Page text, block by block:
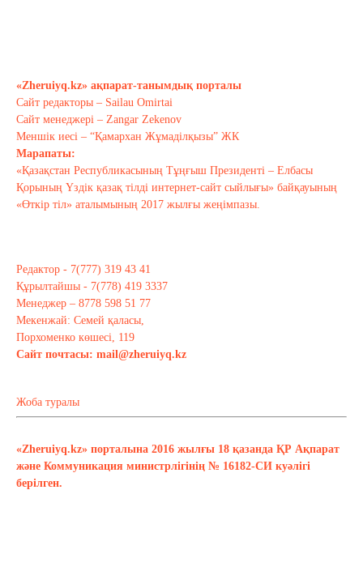
Қазан 10, 2020
Тағы оқу
«Zheruiyq.kz» ақпарат-танымдық порталы
Сайт редакторы – Sailau Omirtai
Сайт менеджері – Zangar Zekenov
Меншік иесі – “Қамархан Жұмаділқызы” ЖК
Марапаты:
«Қазақстан Республикасының Тұңғыш Президенті – Елбасы
Қорының Үздік қазақ тілді интернет-сайт сыйлығы» байқауының
«Өткір тіл» аталымының 2017 жылғы жеңімпазы.
Редактор - 7(777) 319 43 41
Құрылтайшы - 7(778) 419 3337
Менеджер – 8778 598 51 77
Мекенжай: Семей қаласы,
Порхоменко көшесі, 119
Сайт почтасы: mail@zheruiyq.kz
Жоба туралы
«Zheruiyq.kz» порталына 2016 жылғы 18 қазанда ҚР Ақпарат
және Коммуникация министрлігінің № 16182-СИ куәлігі
берілген.